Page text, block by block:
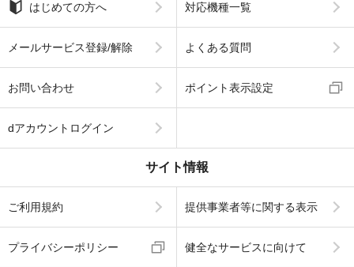
はじめての方へ 対応機種一覧
メールサービス登録/解除 よくある質問
お問い合わせ ポイント表示設定
dアカウントログイン
サイト情報
ご利用規約 提供事業者等に関する表示
プライバシーポリシー 健全なサービスに向けて